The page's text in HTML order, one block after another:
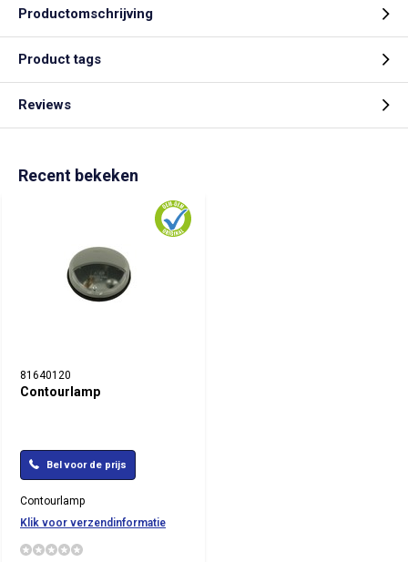
Productomschrijving
Product tags
Reviews
Recent bekeken
81640120
Contourlamp
Bel voor de prijs
Contourlamp
Klik voor verzendinformatie